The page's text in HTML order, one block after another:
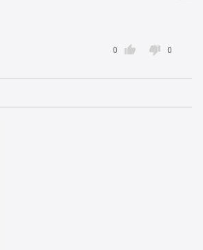

0  0